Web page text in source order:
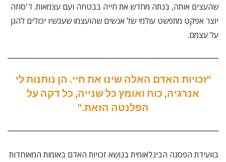
שהעצים אותה, בנתה מחדש את חייה בבטחה ועם עצמאות. ד'סוזה
יוצר אפקט מתפשט עולמי של אנשים שהועצמו שעכשיו יכולים להגן
על עצמם.
"זכויות האדם האלה שינו את חיי. הן נותנות לי
אנרגיה, כוח ואומץ כל שנייה, כל דקה על
הפלנטה הזאת."
בוועידת הפסגה הבינלאומית בנושא זכויות האדם באומות המאוחדות